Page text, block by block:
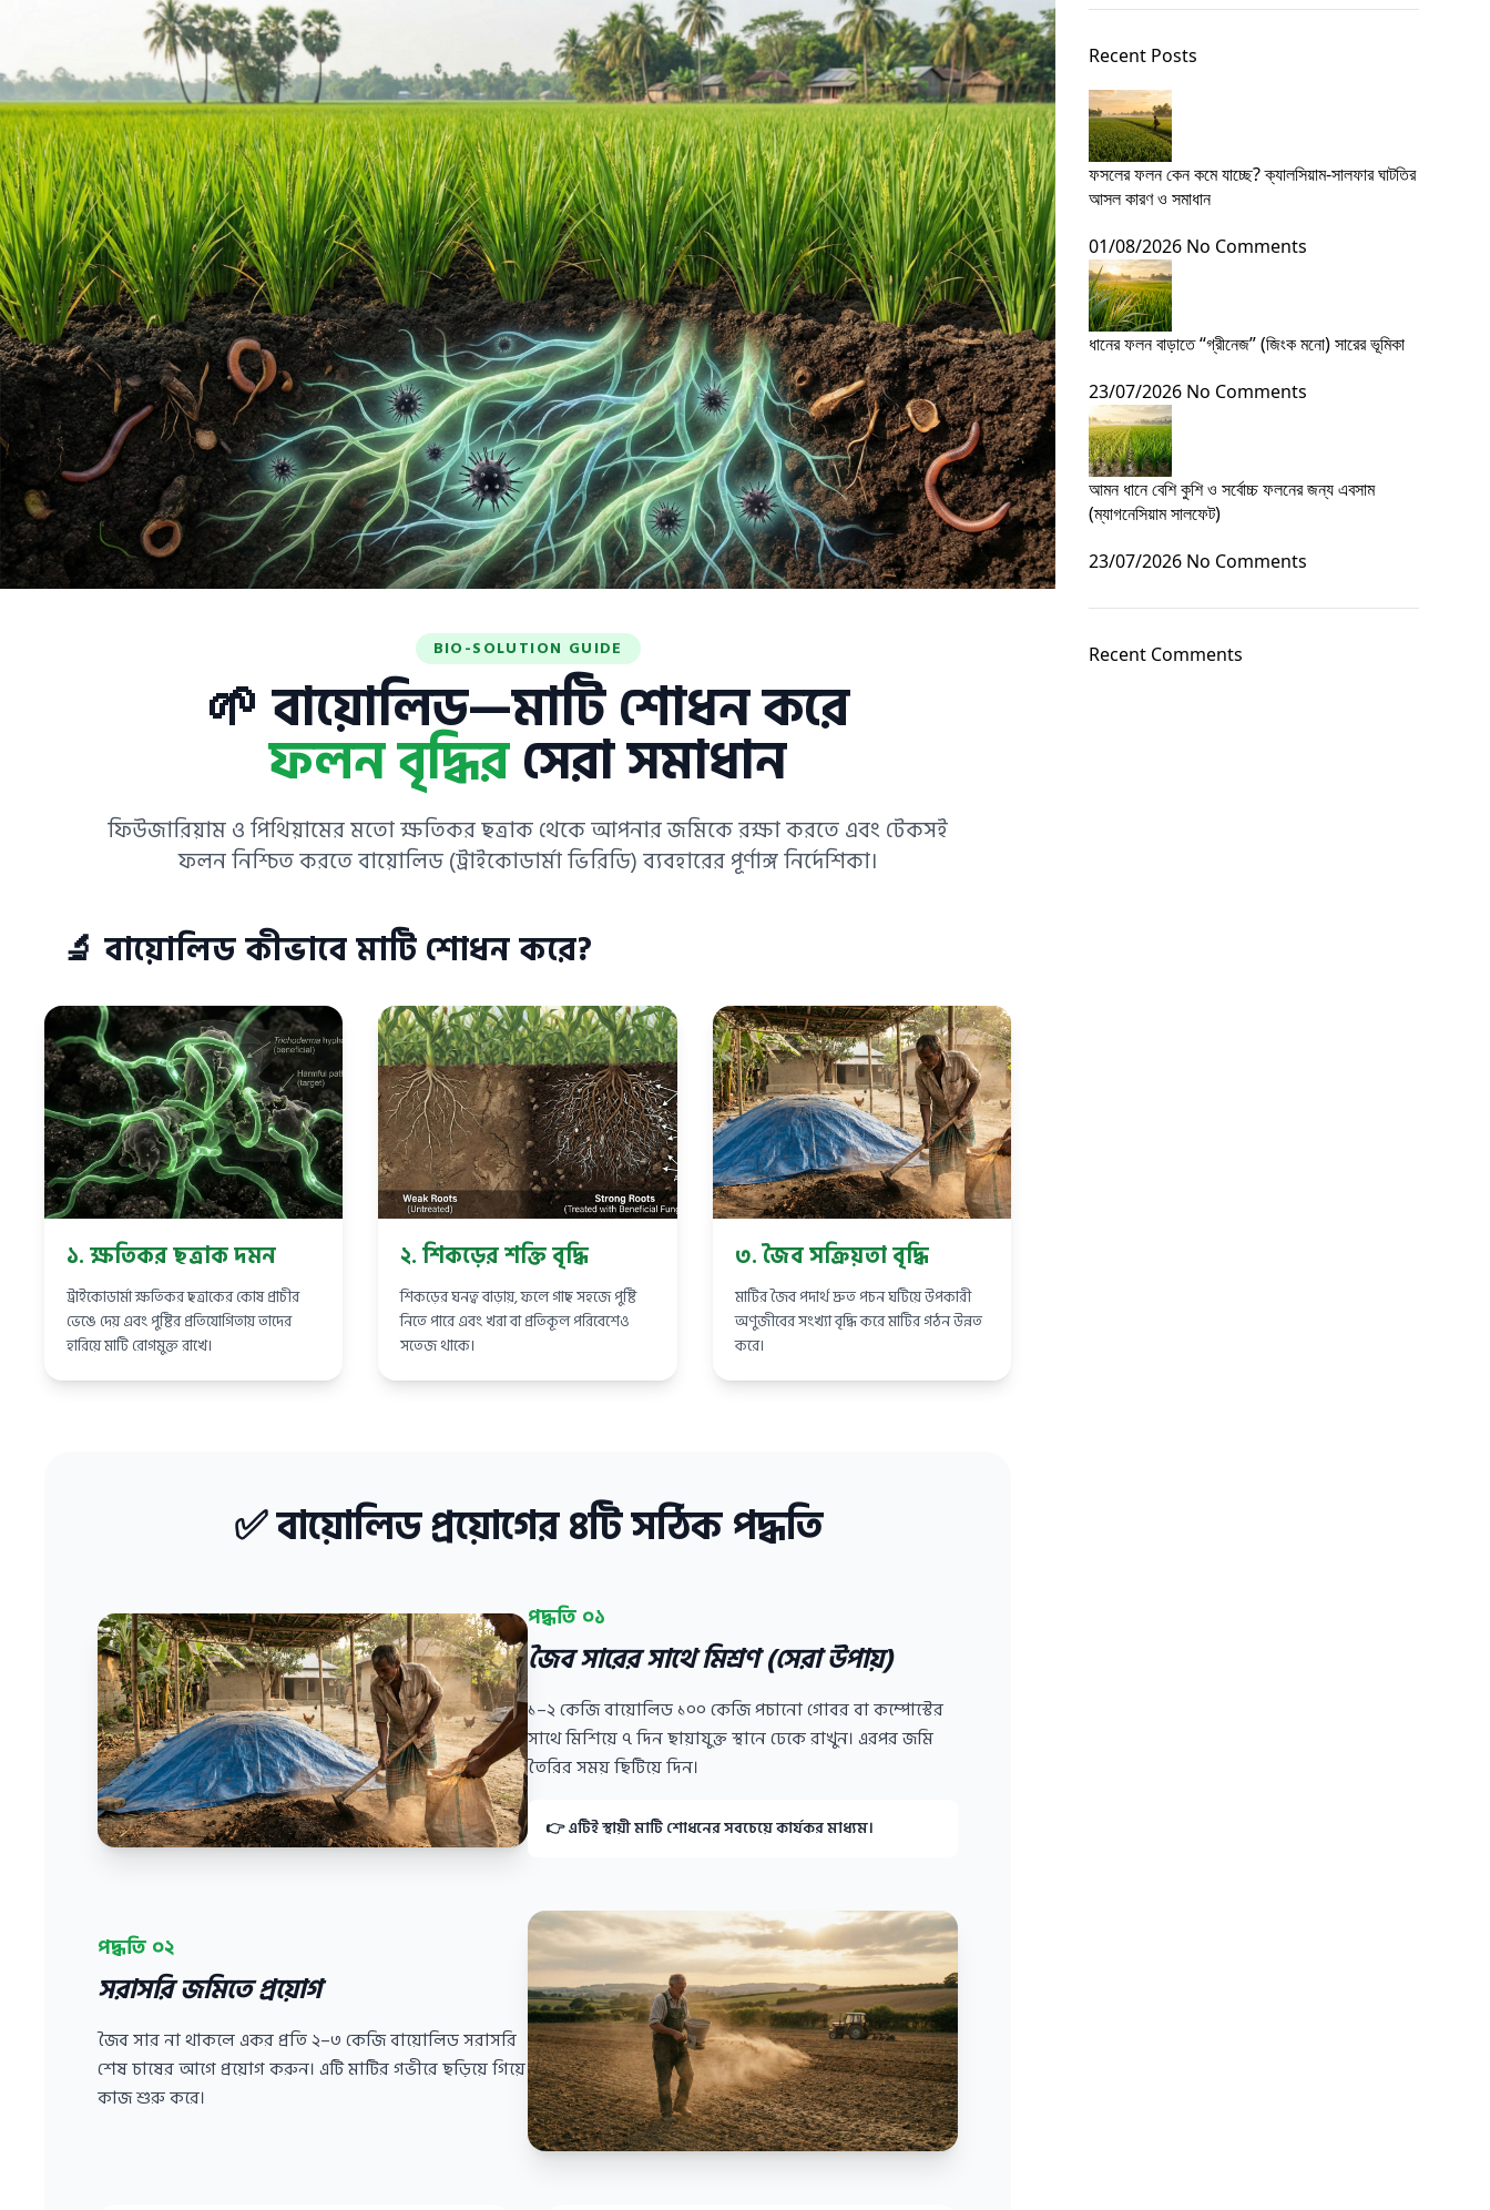
BIO-SOLUTION GUIDE
🌱 বায়োলিড—মাটি শোধন করে
ফলন বৃদ্ধিরসেরা সমাধান
ফিউজারিয়াম ও পিথিয়ামের মতো ক্ষতিকর ছত্রাক থেকে আপনার জমিকে রক্ষা করতে এবং টেকসই
ফলন নিশ্চিত করতে বায়োলিড (ট্রাইকোডার্মা ভিরিডি) ব্যবহারের পূর্ণাঙ্গ নির্দেশিকা।
🔬 বায়োলিড কীভাবে মাটি শোধন করে?
১. ক্ষতিকর ছত্রাক দমন
ট্রাইকোডার্মা ক্ষতিকর ছত্রাকের কোষ প্রাচীর
ভেঙে দেয় এবং পুষ্টির প্রতিযোগিতায় তাদের
হারিয়ে মাটি রোগমুক্ত রাখে।
২. শিকড়ের শক্তি বৃদ্ধি
শিকড়ের ঘনত্ব বাড়ায়, ফলে গাছ সহজে পুষ্টি
নিতে পারে এবং খরা বা প্রতিকূল পরিবেশেও
সতেজ থাকে।
৩. জৈব সক্রিয়তা বৃদ্ধি
মাটির জৈব পদার্থ দ্রুত পচন ঘটিয়ে উপকারী
অণুজীবের সংখ্যা বৃদ্ধি করে মাটির গঠন উন্নত
করে।
✅ বায়োলিড প্রয়োগের ৪টি সঠিক পদ্ধতি
পদ্ধতি ০১
জৈব সারের সাথে মিশ্রণ (সেরা উপায়)
১–২ কেজি বায়োলিড ১০০ কেজি পচানো গোবর বা কম্পোস্টের
সাথে মিশিয়ে ৭ দিন ছায়াযুক্ত স্থানে ঢেকে রাখুন। এরপর জমি
তৈরির সময় ছিটিয়ে দিন।
👉 এটিই স্থায়ী মাটি শোধনের সবচেয়ে কার্যকর মাধ্যম।
পদ্ধতি ০২
সরাসরি জমিতে প্রয়োগ
জৈব সার না থাকলে একর প্রতি ২–৩ কেজি বায়োলিড সরাসরি
শেষ চাষের আগে প্রয়োগ করুন। এটি মাটির গভীরে ছড়িয়ে গিয়ে
কাজ শুরু করে।
Recent Posts
ফসলের ফলন কেন কমে যাচ্ছে? ক্যালসিয়াম-সালফার ঘাটতির
আসল কারণ ও সমাধান
01/08/2026 No Comments
ধানের ফলন বাড়াতে “গ্রীনেজ” (জিংক মনো) সারের ভূমিকা
23/07/2026 No Comments
আমন ধানে বেশি কুশি ও সর্বোচ্চ ফলনের জন্য এবসাম
(ম্যাগনেসিয়াম সালফেট)
23/07/2026 No Comments
Recent Comments